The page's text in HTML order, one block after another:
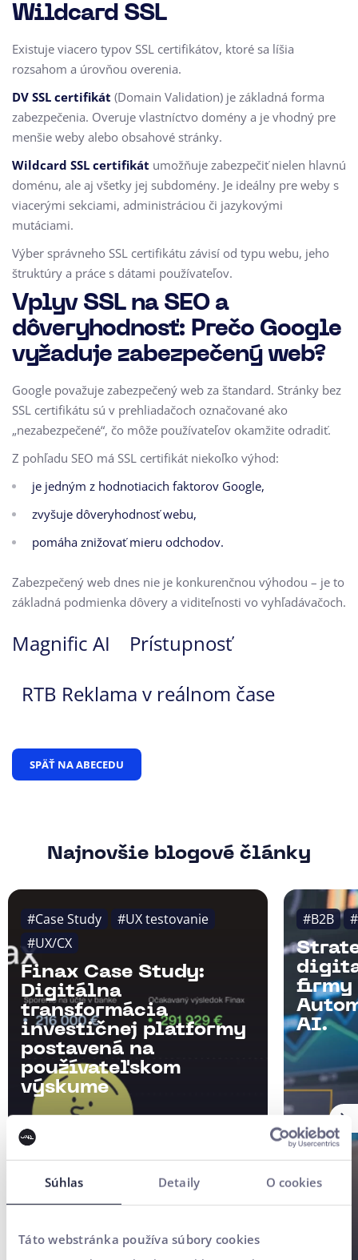
Súhlas Detaily O cookies
Táto webstránka používa súbory cookies
Wildcard SSL
Existuje viacero typov SSL certifikátov, ktoré sa líšia
rozsahom a úrovňou overenia.
DV SSL certifikát (Domain Validation) je základná forma
zabezpečenia. Overuje vlastníctvo domény a je vhodný pre
menšie weby alebo obsahové stránky.
Wildcard SSL certifikát umožňuje zabezpečiť nielen hlavnú
doménu, ale aj všetky jej subdomény. Je ideálny pre weby s
viacerými sekciami, administráciou či jazykovými
mutáciami.
Výber správneho SSL certifikátu závisí od typu webu, jeho
štruktúry a práce s dátami používateľov.
Vplyv SSL na SEO a
dôveryhodnosť: Prečo Google
vyžaduje zabezpečený web?
Google považuje zabezpečený web za štandard. Stránky bez
SSL certifikátu sú v prehliadačoch označované ako
„nezabezpečené“, čo môže používateľov okamžite odradiť.
Z pohľadu SEO má SSL certifikát niekoľko výhod:
je jedným z hodnotiacich faktorov Google,
zvyšuje dôveryhodnosť webu,
pomáha znižovať mieru odchodov.
Zabezpečený web dnes nie je konkurenčnou výhodou – je to
základná podmienka dôvery a viditeľnosti vo vyhľadávačoch.
Magnific AI
Prístupnosť
RTB Reklama v reálnom čase
SPÄŤ NA ABECEDU
Najnovšie blogové články
#Case Study
#UX testovanie
#UX/CX
Finax Case Study:
Digitálna
transformácia
investičnej platformy
postavená na
používateľskom
výskume
#B2B
firmy
AI.